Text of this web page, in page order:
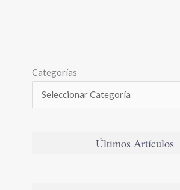
Categorías
Últimos Artículos